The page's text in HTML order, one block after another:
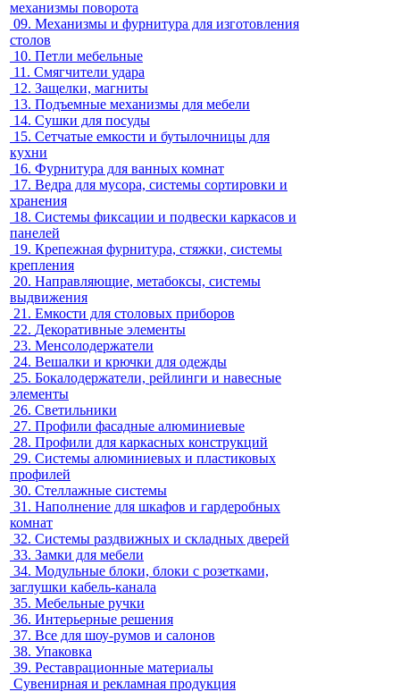
механизмы поворота
09. Механизмы и фурнитура для изготовления
столов
10. Петли мебельные
11. Смягчители удара
12. Защелки, магниты
13. Подъемные механизмы для мебели
14. Сушки для посуды
15. Сетчатые емкости и бутылочницы для
кухни
16. Фурнитура для ванных комнат
17. Ведра для мусора, системы сортировки и
хранения
18. Системы фиксации и подвески каркасов и
панелей
19. Крепежная фурнитура, стяжки, системы
крепления
20. Направляющие, метабоксы, системы
выдвижения
21. Емкости для столовых приборов
22. Декоративные элементы
23. Менсолодержатели
24. Вешалки и крючки для одежды
25. Бокалодержатели, рейлинги и навесные
элементы
26. Светильники
27. Профили фасадные алюминиевые
28. Профили для каркасных конструкций
29. Системы алюминиевых и пластиковых
профилей
30. Стеллажные системы
31. Наполнение для шкафов и гардеробных
комнат
32. Системы раздвижных и складных дверей
33. Замки для мебели
34. Модульные блоки, блоки с розетками,
заглушки кабель-канала
35. Мебельные ручки
36. Интерьерные решения
37. Все для шоу-румов и салонов
38. Упаковка
39. Реставрационные материалы
Сувенирная и рекламная продукция